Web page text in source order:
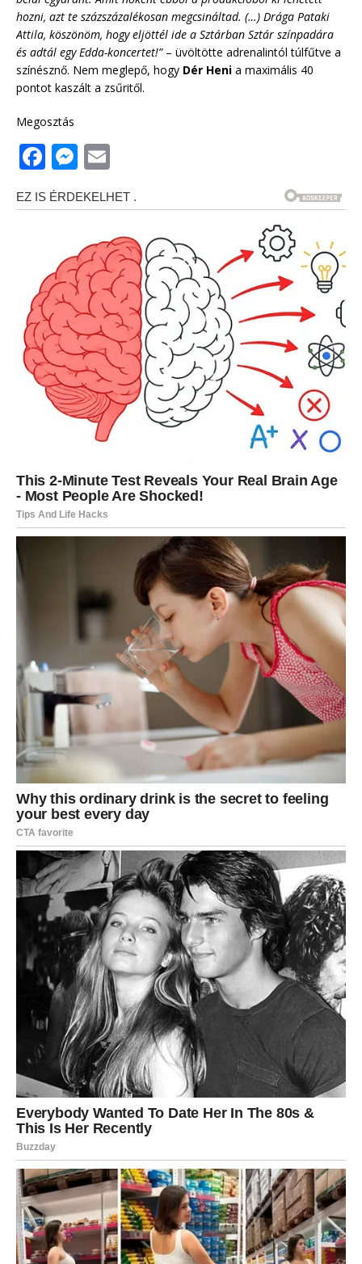
hozni, azt te százszázalékosan megcsináltad. (…) Drága Pataki
Attila, köszönöm, hogy eljöttél ide a Sztárban Sztár színpadára
és adtál egy Edda-koncertet!”– üvöltötte adrenalintól túlfűtve a
színésznő. Nem meglepő, hogy Dér Heni a maximális 40
pontot kaszált a zsűritől.
Megosztás
F
a
c
b
o
o
k
M
ss
e
n
g
e
r
ai
l